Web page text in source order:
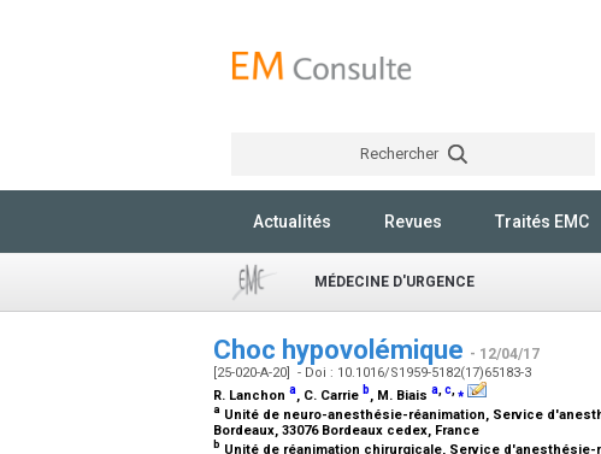
Rechercher
Actualités Revues Traités EMC
MÉDECINE D'URGENCE
Choc hypovolémique - 12/04/17
[25-020-A-20] - Doi : 10.1016/S1959-5182(17)65183-3
R. Lanchon a, C. Carrie b, M. Biais a,c,⁎
a Unité de neuro-anesthésie-réanimation, Service
Bordeaux, 33076 Bordeaux cedex, France
b Unité de réanimation chirurgicale, Service d'anesthésie-